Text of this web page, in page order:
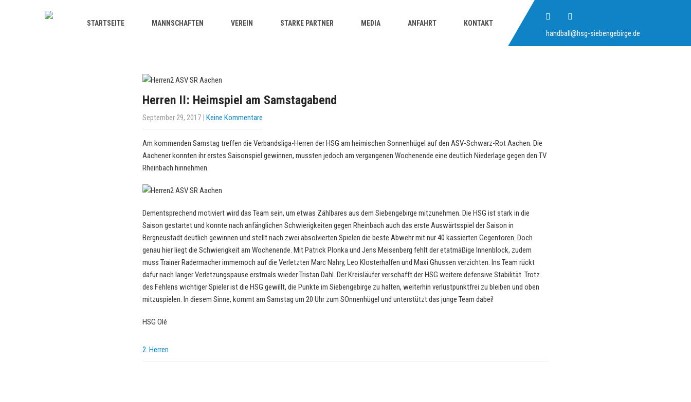
handball@hsg-siebengebirge.de
STARTSEITE MANNSCHAFTEN VEREIN STARKE PARTNER MEDIA ANFAHRT KONTAKT
Herren II: Heimspiel am Samstagabend
September 29, 2017 | Keine Kommentare
Am kommenden Samstag treffen die Verbandsliga-Herren der HSG am heimischen Sonnenhügel auf den ASV-Schwarz-Rot Aachen. Die
Aachener konnten ihr erstes Saisonspiel gewinnen, mussten jedoch am vergangenen Wochenende eine deutlich Niederlage gegen den TV
Rheinbach hinnehmen.
Dementsprechend motiviert wird das Team sein, um etwas Zählbares aus dem Siebengebirge mitzunehmen. Die HSG ist stark in die
Saison gestartet und konnte nach anfänglichen Schwierigkeiten gegen Rheinbach auch das erste Auswärtsspiel der Saison in
Bergneustadt deutlich gewinnen und stellt nach zwei absolvierten Spielen die beste Abwehr mit nur 40 kassierten Gegentoren. Doch
genau hier liegt die Schwierigkeit am Wochenende. Mit Patrick Plonka und Jens Meisenberg fehlt der etatmäßige Innenblock, zudem
muss Trainer Radermacher immernoch auf die Verletzten Marc Nahry, Leo Klosterhalfen und Maxi Ghussen verzichten. Ins Team rückt
dafür nach langer Verletzungspause erstmals wieder Tristan Dahl. Der Kreisläufer verschafft der HSG weitere defensive Stabilität. Trotz
des Fehlens wichtiger Spieler ist die HSG gewillt, die Punkte im Siebengebirge zu halten, weiterhin verlustpunktfrei zu bleiben und oben
mitzuspielen. In diesem Sinne, kommt am Samstag um 20 Uhr zum SOnnenhügel und unterstützt das junge Team dabei!
HSG Olé
2. Herren